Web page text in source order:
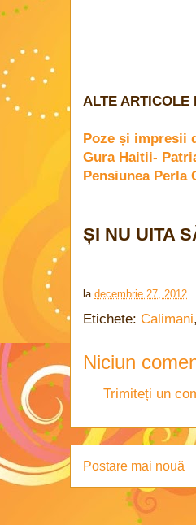
ALTE ARTICOLE
Poze și impresii
Gura Haitii-
Pensiunea Perla
ȘI NU UITA
la decembrie 27, 2012
Etichete: Calimani,
Niciun
Trimiteți un
Postare mai nouă